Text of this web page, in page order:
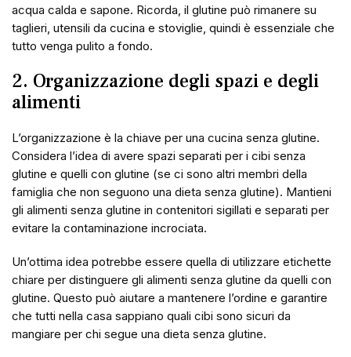
acqua calda e sapone. Ricorda, il glutine può rimanere su
taglieri, utensili da cucina e stoviglie, quindi è essenziale che
tutto venga pulito a fondo.
2. Organizzazione degli spazi e degli
alimenti
L’organizzazione è la chiave per una cucina senza glutine.
Considera l’idea di avere spazi separati per i cibi senza
glutine e quelli con glutine (se ci sono altri membri della
famiglia che non seguono una dieta senza glutine). Mantieni
gli alimenti senza glutine in contenitori sigillati e separati per
evitare la contaminazione incrociata.
Un’ottima idea potrebbe essere quella di utilizzare etichette
chiare per distinguere gli alimenti senza glutine da quelli con
glutine. Questo può aiutare a mantenere l’ordine e garantire
che tutti nella casa sappiano quali cibi sono sicuri da
mangiare per chi segue una dieta senza glutine.